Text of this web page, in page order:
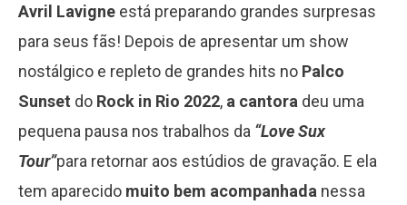
Avril Lavigne está preparando grandes surpresas
para seus fãs! Depois de apresentar um show
nostálgico e repleto de grandes hits no Palco
Sunset do Rock in Rio 2022, a cantora deu uma
pequena pausa nos trabalhos da “Love Sux
Tour”para retornar aos estúdios de gravação. E ela
tem aparecido muito bem acompanhada nessa